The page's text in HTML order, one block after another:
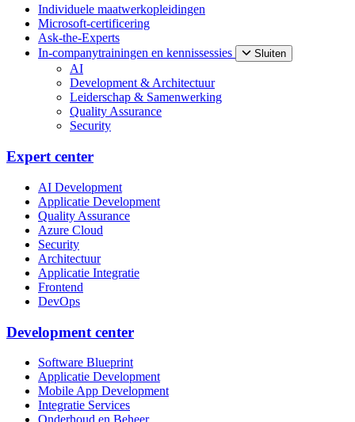
Individuele maatwerkopleidingen
Microsoft-certificering
Ask-the-Experts
In-companytrainingen en kennissessies
Sluiten
AI
Development & Architectuur
Leiderschap & Samenwerking
Quality Assurance
Security
Expert center
AI Development
Applicatie Development
Quality Assurance
Azure Cloud
Security
Architectuur
Applicatie Integratie
Frontend
DevOps
Development center
Software Blueprint
Applicatie Development
Mobile App Development
Integratie Services